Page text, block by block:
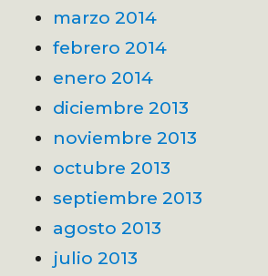
marzo 2014
febrero 2014
enero 2014
diciembre 2013
noviembre 2013
octubre 2013
septiembre 2013
agosto 2013
julio 2013